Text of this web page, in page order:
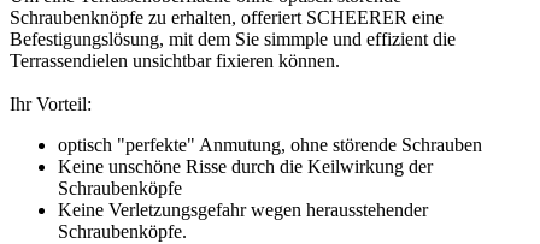
Schraubenknöpfe zu erhalten, offeriert SCHEERER eine
Befestigungslösung, mit dem Sie simmple und effizient die
Terrassendielen unsichtbar fixieren können.
Ihr Vorteil:
optisch "perfekte" Anmutung, ohne störende Schrauben
Keine unschöne Risse durch die Keilwirkung der
Schraubenköpfe
Keine Verletzungsgefahr wegen herausstehender
Schraubenköpfe.